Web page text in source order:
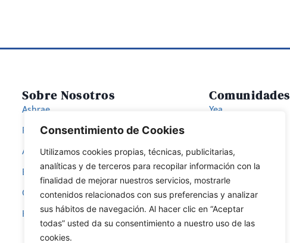
Consentimiento de Cookies
Utilizamos cookies propias, técnicas, publicitarias,
analíticas y de terceros para recopilar información con la
finalidad de mejorar nuestros servicios, mostrarle
contenidos relacionados con sus preferencias y analizar
sus hábitos de navegación. Al hacer clic en “Aceptar
todas” usted da su consentimiento a nuestro uso de las
cookies.
Sobre Nosotros
Ashrae
Región XIV Europa
Ashrae Spain Chapter
Bog
Comites Disciplinares
Hazte Miembro
Comunidades
Yea
Women in Ashrae